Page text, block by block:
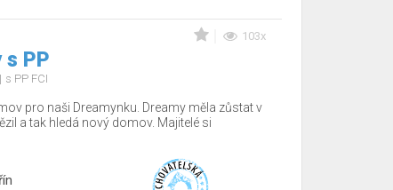
103x
s PP
s PP FCI
pro naši Dreamynku. Dreamy měla zůstat v
a tak hledá nový domov. Majitelé si